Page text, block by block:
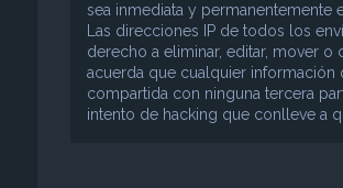
sea inmediata y permanentemente
Las direcciones IP de todos los
derecho a eliminar, editar, mover
acuerda que cualquier información
compartida con ninguna tercera
intento de hacking que conlleve a